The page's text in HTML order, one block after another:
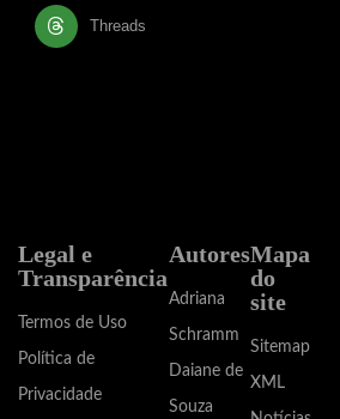
Threads
Legal e
Transparência
Termos de Uso
Política de
Privacidade
Autores
Adriana
Schramm
Daiane de
Souza
Mapa
do
site
Sitemap
XML